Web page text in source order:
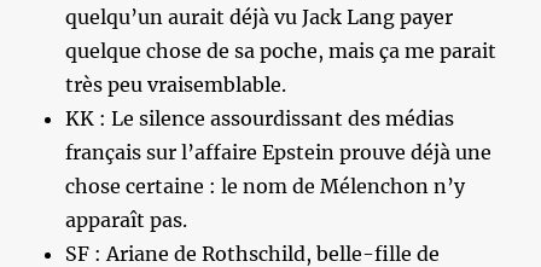
quelqu’un aurait déjà vu Jack Lang payer
quelque chose de sa poche, mais ça me parait
très peu vraisemblable.
KK : Le silence assourdissant des médias
français sur l’affaire Epstein prouve déjà une
chose certaine : le nom de Mélenchon n’y
apparaît pas.
SF : Ariane de Rothschild, belle-fille de